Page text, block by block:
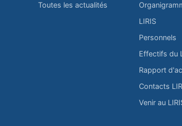
Toutes les actualités
LIRIS
Personnels
Effectifs du
Rapport
Contacts
Venir au